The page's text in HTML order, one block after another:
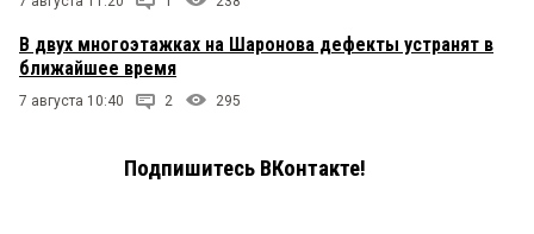
В двух многоэтажках на Шаронова дефекты устранят в
ближайшее время
7 августа 10:40 2 295
Подпишитесь ВКонтакте!